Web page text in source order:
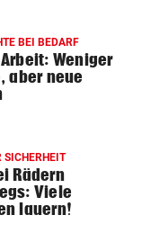
BEI BEDARF
Weniger
aber neue
SICHERHEIT
Rädern
Viele
lauern!